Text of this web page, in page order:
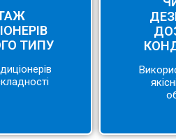
ТИПУ